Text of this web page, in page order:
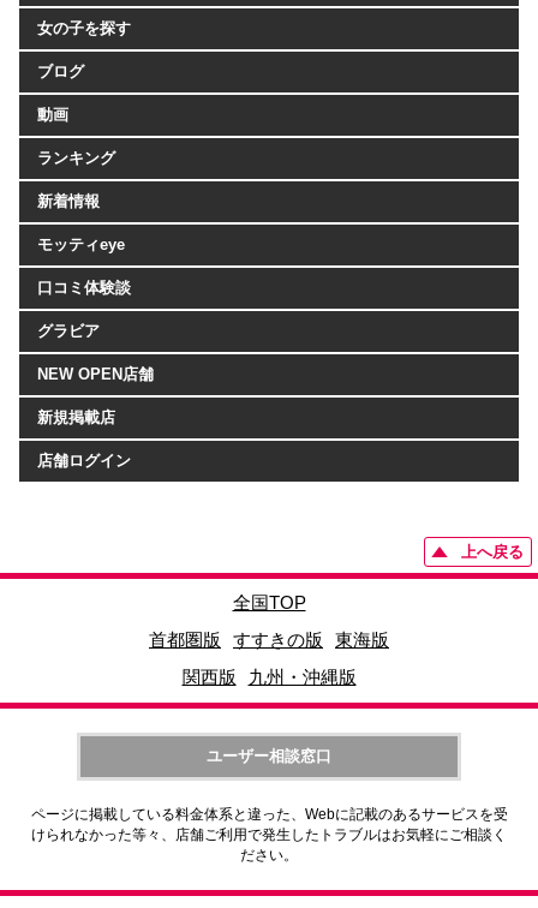
女の子を探す
ブログ
動画
ランキング
新着情報
モッティeye
口コミ体験談
グラビア
NEW OPEN店舗
新規掲載店
店舗ログイン
上へ戻る
全国TOP
首都圏版
すすきの版
東海版
関西版
九州・沖縄版
ユーザー相談窓口
ページに掲載している料金体系と違った、Webに記載のあるサービスを受
けられなかった等々、店舗ご利用で発生したトラブルはお気軽にご相談く
ださい。